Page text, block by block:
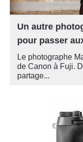
Un autre
pour passer
Le photographe
de Canon à Fuji.
partage...